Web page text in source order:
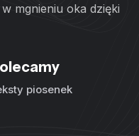
mgnieniu oka dzięki
piosenek